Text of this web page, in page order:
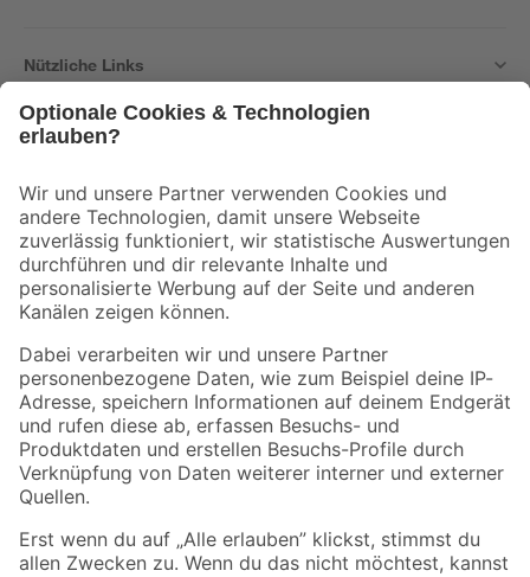
Nützliche Links
Der toom Newsletter: Keine Angebote und Aktionen mehr verpassen!
Zur Newsletter Anmeldung
Folge uns
Zahlungsarten Versandarten
Sicher einkaufen